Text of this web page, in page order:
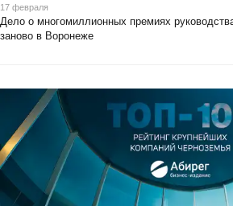
17 февраля
Дело о многомиллионных премиях
заново в Воронеже